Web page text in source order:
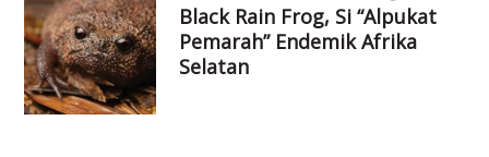
Black Rain Frog, Si “Alpukat
Pemarah” Endemik Afrika
Selatan